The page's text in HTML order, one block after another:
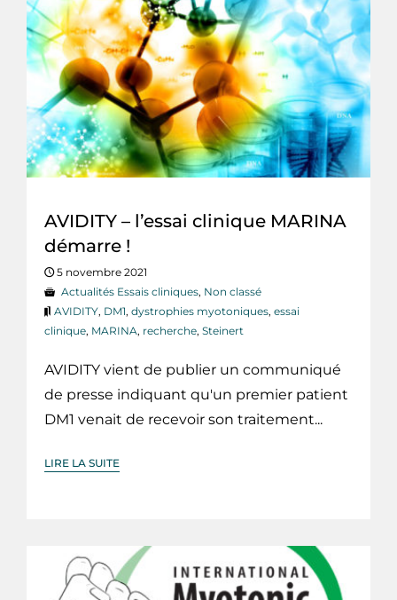
AVIDITY – l’essai clinique MARINA
démarre !
5 novembre 2021
Actualités Essais cliniques, Non classé
AVIDITY, DM1, dystrophies myotoniques, essai
clinique, MARINA, recherche, Steinert
AVIDITY vient de publier un communiqué
de presse indiquant qu'un premier patient
DM1 venait de recevoir son traitement...
LIRE LA SUITE